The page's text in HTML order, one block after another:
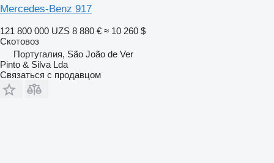
Mercedes-Benz 917
121 800 000 UZS 8 880 € ≈ 10 260 $
Скотовоз
Португалия, São João de Ver
Pinto & Silva Lda
Связаться с продавцом